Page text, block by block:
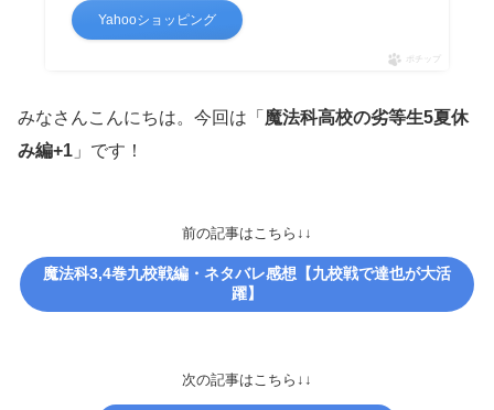
Yahooショッピング
ポチップ
みなさんこんにちは。今回は「 魔法科高校の劣等生5夏休
み編+1 」です！
前の記事はこちら↓↓
魔法科3,4巻九校戦編・ネタバレ感想【九校戦で達也が大活
躍】
次の記事はこちら↓↓